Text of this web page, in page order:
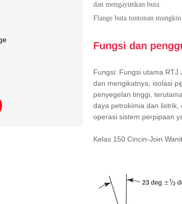
dan mengayunkan buta.
Flange buta tontonan
Fungsi dan
Fungsi: Fungsi utama RTJ
dan mengikatnya, isolasi
penyegelan tinggi,
daya petrokimia dan
operasi sistem perpipaan
Kelas 150 Cincin-Join